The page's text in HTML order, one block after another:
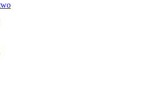
w nowej karcie